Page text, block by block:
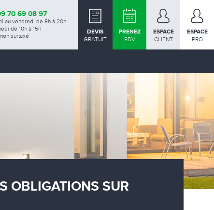
70 69 08 97
au vendredi de 8h à 20h
de 10h à 15h
surtaxé
DEVIS
GRATUIT
PRENEZ
RDV
ESPACE
CLIENT
ESPACE
PRO
OBLIGATIONS SUR